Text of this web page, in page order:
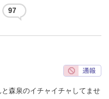
97
森泉のイチャイチャしてませ